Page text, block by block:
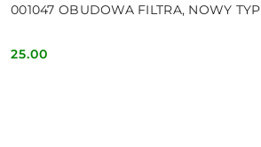
001047 OBUDOWA FILTRA, NOWY TYP
Cena:
25.00